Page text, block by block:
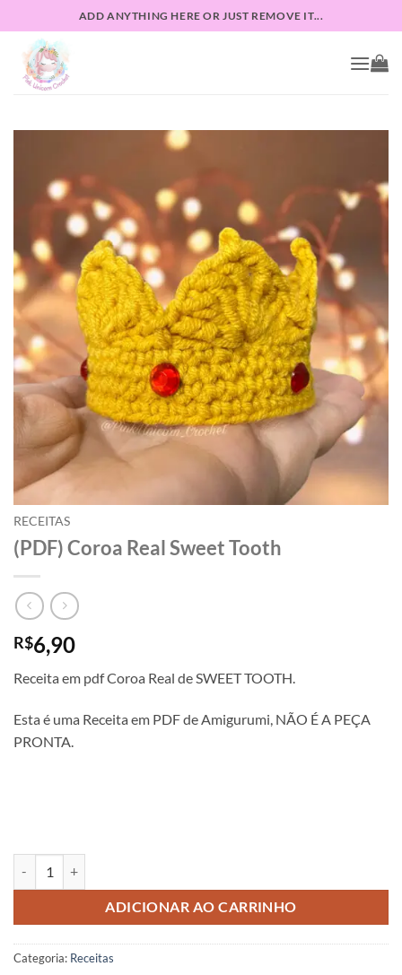
to
content
ADD ANYTHING HERE OR JUST REMOVE IT...
RECEITAS
(PDF) Coroa Real Sweet Tooth
R$6,90
Receita em pdfCoroa Real de SWEET TOOTH.
Esta é uma Receita em PDFdeAmigurumi, NÃO ÉA PEÇA
PRONTA.
ADICIONAR AO CARRINHO
Categoria: Receitas